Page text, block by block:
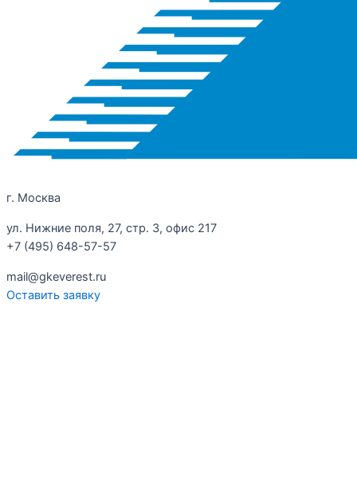
г. Москва
ул. Нижние поля, 27, стр. 3, офис 217
+7 (495) 648-57-57
mail@gkeverest.ru
Оставить заявку